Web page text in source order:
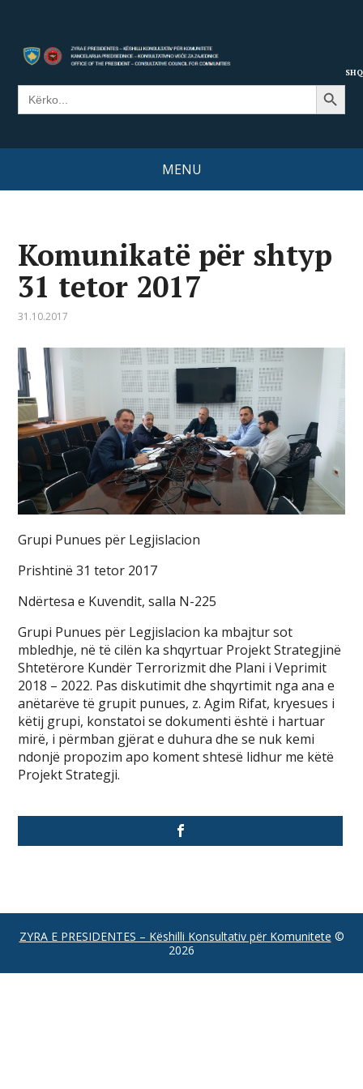
Search
for:
Search Button
MENU
Komunikatë për shtyp
31 tetor 2017
31.10.2017
Grupi Punues për Legjislacion
Prishtinë 31 tetor 2017
Ndërtesa e Kuvendit, salla N-225
Grupi Punues për Legjislacion ka mbajtur sot
mbledhje, në të cilën ka shqyrtuar Projekt Strategjinë
Shtetërore Kundër Terrorizmit dhe Plani i Veprimit
2018 – 2022. Pas diskutimit dhe shqyrtimit nga ana e
anëtarëve të grupit punues, z. Agim Rifat, kryesues i
këtij grupi, konstatoi se dokumenti është i hartuar
mirë, i përmban gjërat e duhura dhe se nuk kemi
ndonjë propozim apo koment shtesë lidhur me këtë
Projekt Strategji.
ZYRA E PRESIDENTES – Këshilli Konsultativ për Komunitete ©
2026